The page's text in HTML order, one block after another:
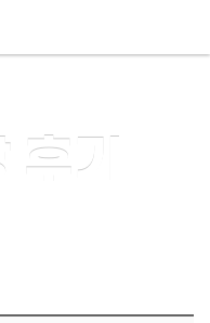
기